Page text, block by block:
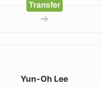
Transfer
Yun-Oh Lee